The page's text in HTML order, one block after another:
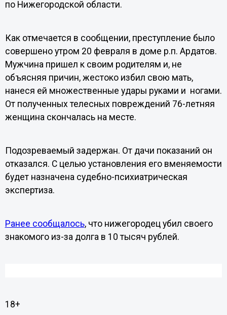
по Нижегородской области.
Как отмечается в сообщении, преступление было
совершено утром 20 февраля в доме р.п. Ардатов.
Мужчина пришел к своим родителям и, не
объясняя причин, жестоко избил свою мать,
нанеся ей множественные удары руками и ногами.
От полученных телесных повреждений 76-летняя
женщина скончалась на месте.
Подозреваемый задержан. От дачи показаний он
отказался. С целью установления его вменяемости
будет назначена судебно-психиатрическая
экспертиза.
Ранее сообщалось, что нижегородец убил своего
знакомого из-за долга в 10 тысяч рублей.
18+